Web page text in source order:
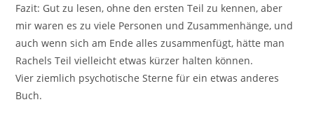
Fazit: Gut zu lesen, ohne den ersten Teil zu kennen, aber
mir waren es zu viele Personen und Zusammenhänge, und
auch wenn sich am Ende alles zusammenfügt, hätte man
Rachels Teil vielleicht etwas kürzer halten können.
Vier ziemlich psychotische Sterne für ein etwas anderes
Buch.